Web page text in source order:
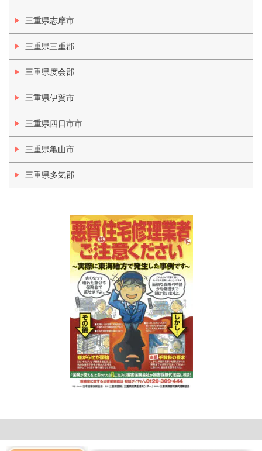
三重県志摩市
三重県三重郡
三重県度会郡
三重県伊賀市
三重県四日市市
三重県亀山市
三重県多気郡